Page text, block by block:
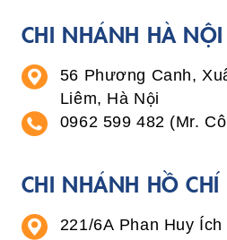
CHI NHÁNH HÀ NỘI
56 Phương Canh,
Liêm, Hà Nội
0962 599 482 (Mr.
CHI NHÁNH HỒ CHÍ
221/6A Phan Huy